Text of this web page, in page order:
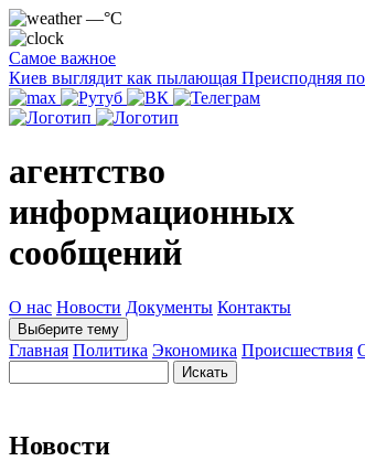
—°C
Самое важное
Киев выглядит как пылающая Преисподняя
агентство
информационных
сообщений
О нас Новости Документы Контакты
Выберите тему
Главная Политика Экономика Происшествия
Новости